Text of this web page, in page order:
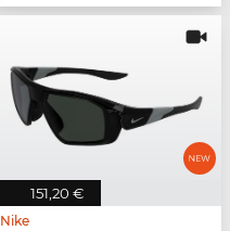
151,20 €
Nike